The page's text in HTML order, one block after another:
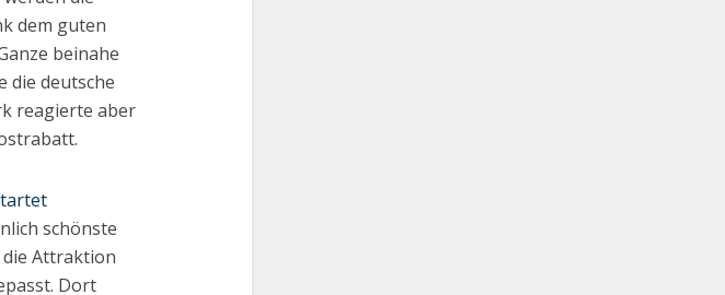
dem guten
beinahe
die deutsche
reagierte aber
schönste
Attraktion
Dort